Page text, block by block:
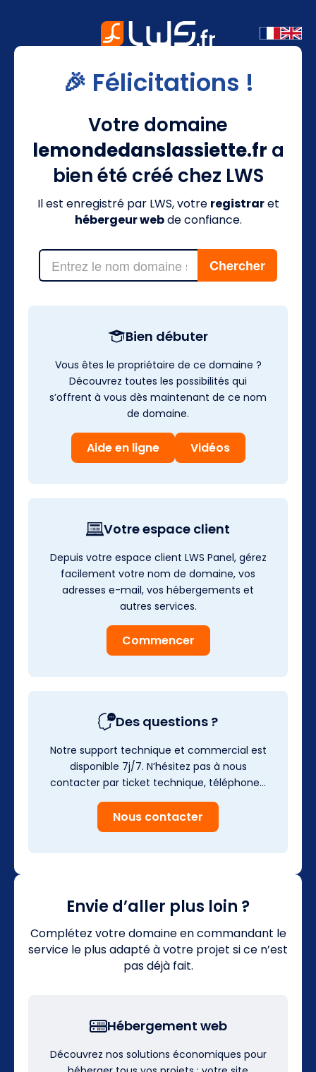
🎉 Félicitations !
Votre domaine
lemondedanslassiette.fr a
bien été créé chez LWS
Il est enregistré par LWS, votre registraret
hébergeur webde confiance.
Bien débuter
Vous êtes le propriétaire de ce domaine ?
Découvrez toutes les possibilités qui
s’offrent à vous dès maintenant de ce nom
de domaine.
Aide en ligne Vidéos
Votre espace client
Depuis votre espace client LWS Panel, gérez
facilement votre nom de domaine, vos
adresses e-mail, vos hébergements et
autres services.
Commencer
Des questions ?
Notre support technique et commercial est
disponible 7j/7. N’hésitez pas à nous
contacter par ticket technique, téléphone…
Nous contacter
Envie d’aller plus loin ?
Complétez votre domaine en commandant le
service le plus adapté à votre projet si ce n’est
pas déjà fait.
Hébergement web
Découvrez nos solutions économiques pour